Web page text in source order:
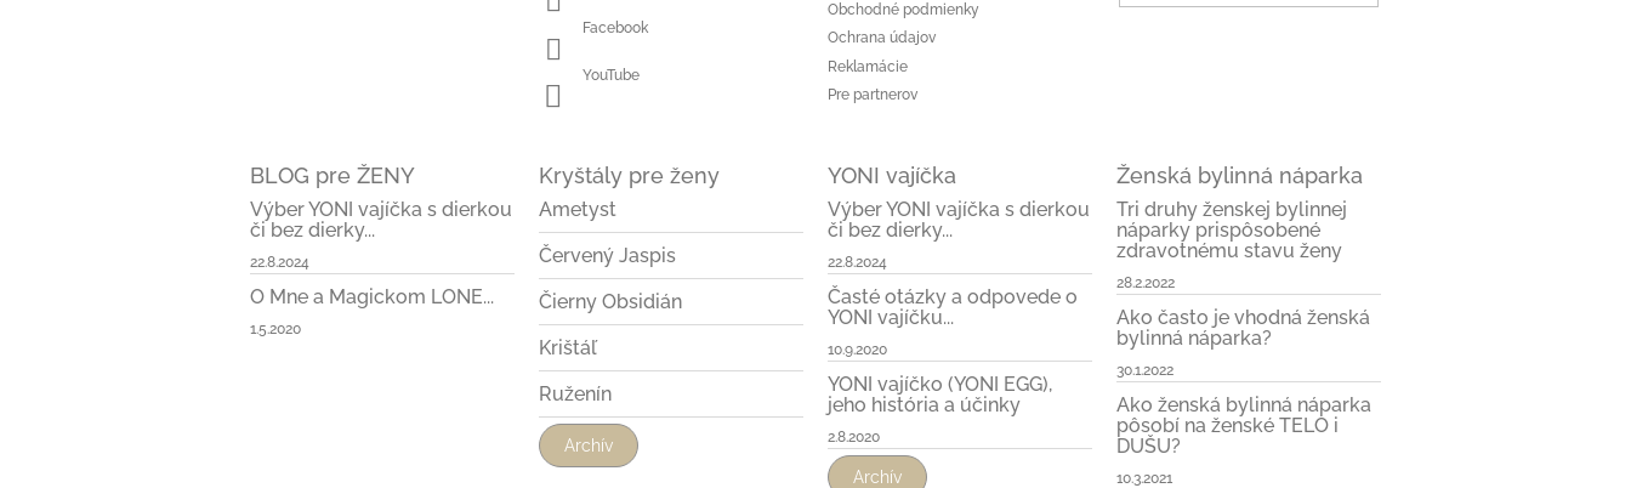
Facebook
YouTube
Obchodné podmienky
Ochrana údajov
Reklamácie
Pre partnerov
BLOG pre ŽENY
Výber YONI vajíčka s dierkou
či bez dierky...
22.8.2024
O Mne a Magickom LONE...
1.5.2020
Kryštály pre ženy
Ametyst
Červený Jaspis
Čierny Obsidián
Krištáľ
Ruženín
Archív
YONI vajíčka
Výber YONI vajíčka s dierkou
či bez dierky...
22.8.2024
Časté otázky a odpovede o
YONI vajíčku...
10.9.2020
YONI vajíčko (YONI EGG),
jeho história a účinky
2.8.2020
Archív
Ženská bylinná náparka
Tri druhy ženskej bylinnej
náparky prispôsobené
zdravotnému stavu ženy
28.2.2022
Ako často je vhodná ženská
bylinná náparka?
30.1.2022
Ako ženská bylinná náparka
pôsobí na ženské TELO i
DUŠU?
10.3.2021